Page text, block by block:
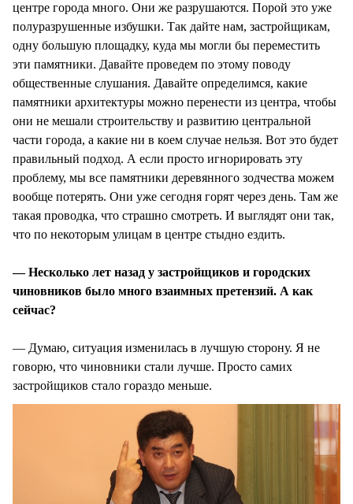
центре города много. Они же разрушаются. Порой это уже
полуразрушенные избушки. Так дайте нам, застройщикам,
одну большую площадку, куда мы могли бы переместить
эти памятники. Давайте проведем по этому поводу
общественные слушания. Давайте определимся, какие
памятники архитектуры можно перенести из центра, чтобы
они не мешали строительству и развитию центральной
части города, а какие ни в коем случае нельзя. Вот это будет
правильный подход. А если просто игнорировать эту
проблему, мы все памятники деревянного зодчества можем
вообще потерять. Они уже сегодня горят через день. Там же
такая проводка, что страшно смотреть. И выглядят они так,
что по некоторым улицам в центре стыдно ездить.
— Несколько лет назад у застройщиков и городских
чиновников было много взаимных претензий. А как
сейчас?
— Думаю, ситуация изменилась в лучшую сторону. Я не
говорю, что чиновники стали лучше. Просто самих
застройщиков стало гораздо меньше.